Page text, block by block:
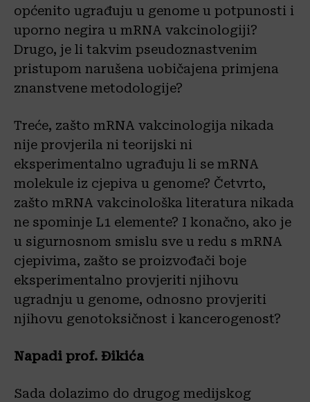
općenito ugrađuju u genome u potpunosti i
uporno negira u mRNA vakcinologiji?
Drugo, je li takvim pseudoznastvenim
pristupom narušena uobičajena primjena
znanstvene metodologije?
Treće, zašto mRNA vakcinologija nikada
nije provjerila ni teorijski ni
eksperimentalno ugrađuju li se mRNA
molekule iz cjepiva u genome? Četvrto,
zašto mRNA vakcinološka literatura nikada
ne spominje L1 elemente? I konačno, ako je
u sigurnosnom smislu sve u redu s mRNA
cjepivima, zašto se proizvođači boje
eksperimentalno provjeriti njihovu
ugradnju u genome, odnosno provjeriti
njihovu genotoksičnost i kancerogenost?
Napadi prof. Đikića
Sada dolazimo do drugog medijskog